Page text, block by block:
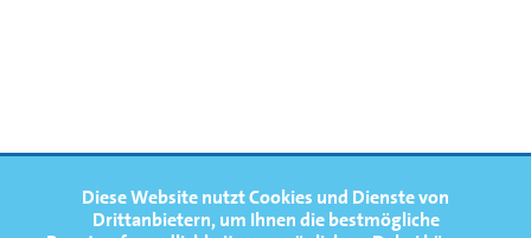
Diese Website nutzt Cookies und Dienste von
Drittanbietern, um Ihnen die bestmögliche
FOOTERNAVIGATION
NEWS